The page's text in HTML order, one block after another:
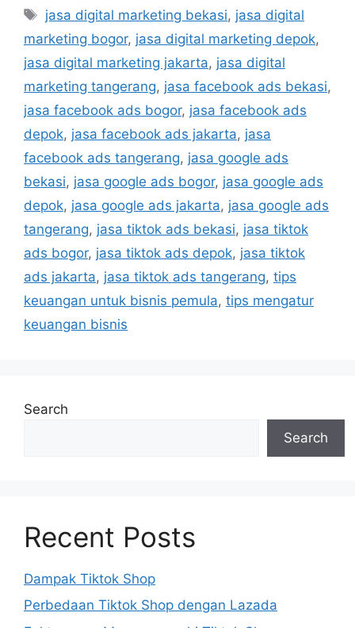
jasa digital marketing bekasi, jasa digital
marketing bogor, jasa digital marketing depok,
jasa digital marketing jakarta, jasa digital
marketing tangerang, jasa facebook ads bekasi,
jasa facebook ads bogor, jasa facebook ads
depok, jasa facebook ads jakarta, jasa
facebook ads tangerang, jasa google ads
bekasi, jasa google ads bogor, jasa google ads
depok, jasa google ads jakarta, jasa google ads
tangerang, jasa tiktok ads bekasi, jasa tiktok
ads bogor, jasa tiktok ads depok, jasa tiktok
ads jakarta, jasa tiktok ads tangerang, tips
keuangan untuk bisnis pemula, tips mengatur
keuangan bisnis
Search
Search
Recent Posts
Dampak Tiktok Shop
Perbedaan Tiktok Shop dengan Lazada